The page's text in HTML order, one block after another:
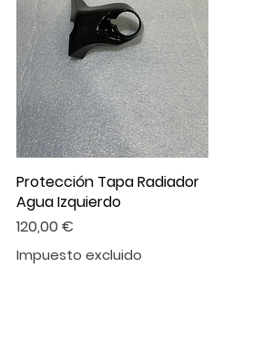
Protección Tapa Radiador
Agua Izquierdo
Precio
120,00 €
Impuesto excluido